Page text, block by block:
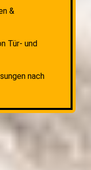
&
Tür- und
nach